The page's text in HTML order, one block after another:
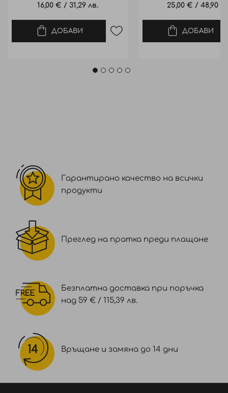
16,00 € / 31,29 лв.
ДОБАВИ
25,00 € / 48,90
ДОБАВИ
Гарантирано качество на всички
продукти
Преглед на пратка преди плащане
Безплатна доставка при поръчка
над 59 € / 115,39 лв.
Връщане и замяна до 14 дни